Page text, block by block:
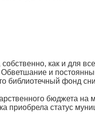
как и для
Обветшание и
библиотечный фонд
бюджета
приобрела статус